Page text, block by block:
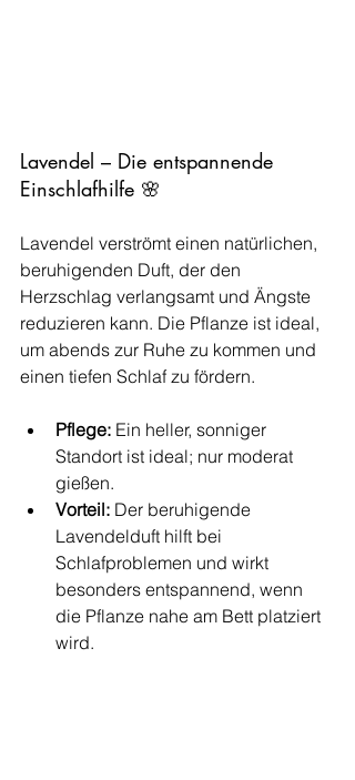
Lavendel – Die entspannende
Einschlafhilfe 🌸
Lavendel verströmt einen natürlichen,
beruhigenden Duft, der den
Herzschlag verlangsamt und Ängste
reduzieren kann. Die Pflanze ist ideal,
um abends zur Ruhe zu kommen und
einen tiefen Schlaf zu fördern.
Pflege: Ein heller, sonniger
Standort ist ideal; nur moderat
gießen.
Vorteil: Der beruhigende
Lavendelduft hilft bei
Schlafproblemen und wirkt
besonders entspannend, wenn
die Pflanze nahe am Bett platziert
wird.